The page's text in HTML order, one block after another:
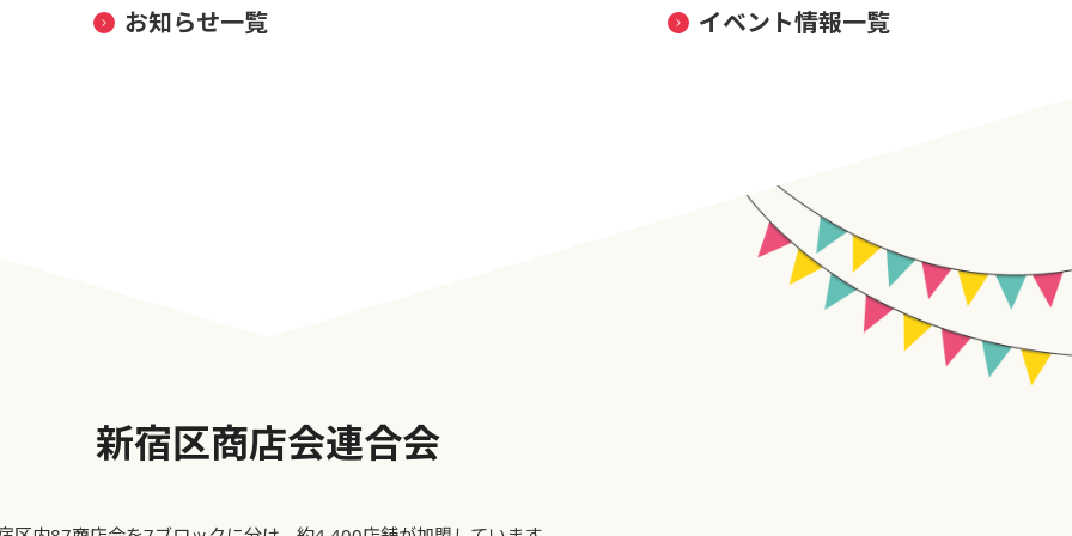
お知らせ一覧 イベント情報一覧
新宿区商店会連合会